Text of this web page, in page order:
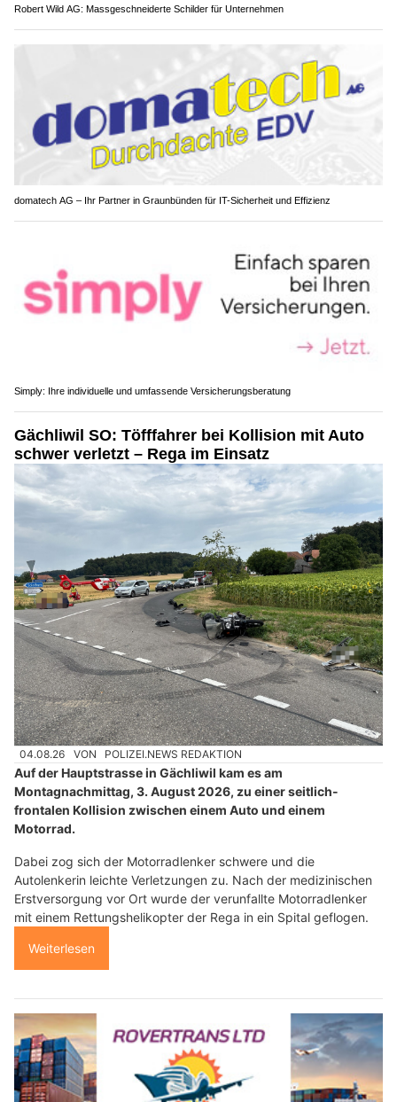
Robert Wild AG: Massgeschneiderte Schilder für Unternehmen
domatech AG – Ihr Partner in Graunbünden für IT-Sicherheit und Effizienz
Simply: Ihre individuelle und umfassende Versicherungsberatung
Gächliwil SO: Töfffahrer bei Kollision mit Auto
schwer verletzt – Rega im Einsatz
04.08.26 VON POLIZEI.NEWS REDAKTION
Auf der Hauptstrasse in Gächliwil kam es am
Montagnachmittag, 3. August 2026, zu einer seitlich-
frontalen Kollision zwischen einem Auto und einem
Motorrad.
Dabei zog sich der Motorradlenker schwere und die
Autolenkerin leichte Verletzungen zu. Nach der medizinischen
Erstversorgung vor Ort wurde der verunfallte Motorradlenker
mit einem Rettungshelikopter der Rega in ein Spital geflogen.
Weiterlesen